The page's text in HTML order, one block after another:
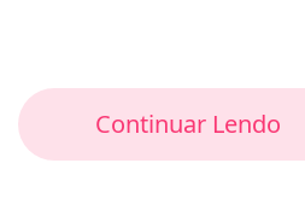
Continuar Lendo